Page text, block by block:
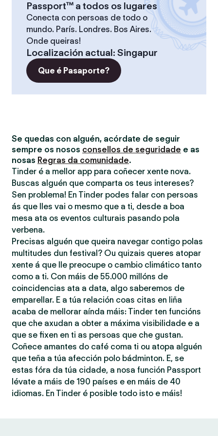
Passport™ a todos os lugares
Conecta con persoas de todo o
mundo. París. Londres. Bos Aires.
Onde queiras!
Localización actual: Singapur
Que é Pasaporte?
Se quedas con alguén, acórdate de seguir
sempre os nosos consellos de seguridade e as
nosas Regras da comunidade.
Tinder é a mellor app para coñecer xente nova.
Buscas alguén que comparta os teus intereses?
Sen problema! En Tinder podes falar con persoas
ás que lles vai o mesmo que a ti, desde a boa
mesa ata os eventos culturais pasando pola
verbena.
Precisas alguén que queira navegar contigo polas
multitudes dun festival? Ou quizais queres atopar
xente á que lle preocupe o cambio climático tanto
como a ti. Con máis de 55.000 millóns de
coincidencias ata a data, algo saberemos de
emparellar. E a túa relación coas citas en liña
acaba de mellorar aínda máis: Tinder ten funcións
que che axudan a obter a máxima visibilidade e a
que se fixen en ti as persoas que che gustan.
Coñece amantes do café coma ti ou atopa alguén
que teña a túa afección polo bádminton. E, se
estas fóra da túa cidade, a nosa función Passport
lévate a máis de 190 países e en máis de 40
idiomas. En Tinder é posible todo isto e máis!